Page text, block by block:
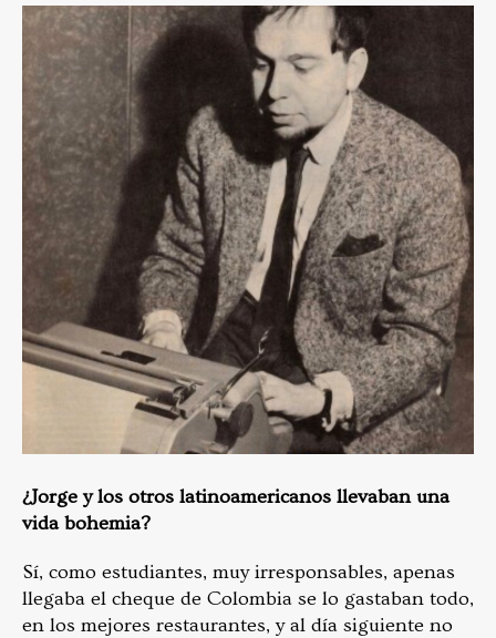
¿Jorge y los otros latinoamericanos llevaban una
vida bohemia?
Sí, como estudiantes, muy irresponsables, apenas
llegaba el cheque de Colombia se lo gastaban todo,
en los mejores restaurantes, y al día siguiente no